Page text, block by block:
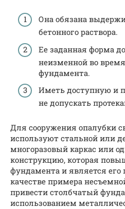
Она обязана
бетонного раствора.
Ее заданная форма
неизменной во
фундамента.
Иметь доступную и
не допускать
Для сооружения опалубки
используют стальной или
многоразовый каркас или
конструкцию, которая
фундамента и является его
качестве примера
привести столбчатый
использованием